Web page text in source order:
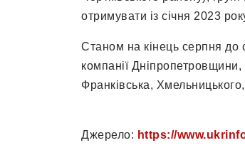
отримувати із січня 2023
Станом на кінець серпня до
компанії
Франківська,
Джерело: https://